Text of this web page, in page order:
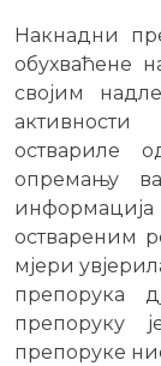
Накнадни
обухваћене
својим
оствариле
опремању
оствареним
мјери
препорука
препоруку
препоруке